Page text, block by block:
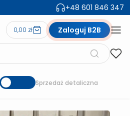
+48 601 846 347
0,00 zł Zaloguj B2B
Sprzedaż detaliczna